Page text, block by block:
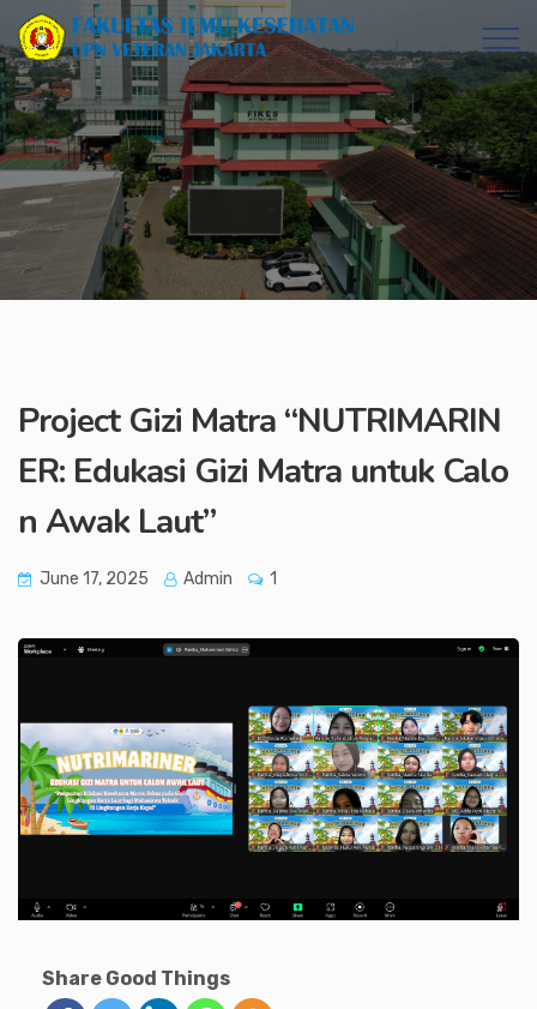
Project Gizi Matra “NUTRIMARIN
ER: Edukasi Gizi Matra untuk Calo
n Awak Laut”
June 17, 2025 Admin 1
Share Good Things